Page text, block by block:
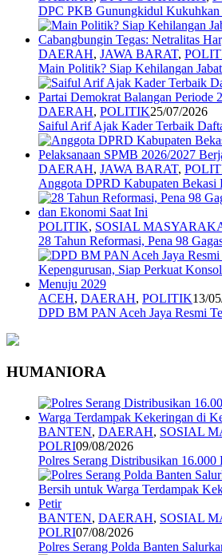
DPC PKB Gunungkidul
DAERAH, JAWA BARAT,
Main Politik? Siap Kehilangan
DAERAH, POLITIK25/07/2026
Saiful Arif Ajak Kader Terbaik
DAERAH, JAWA BARAT,
Anggota DPRD Kabupaten
POLITIK, SOSIAL
28 Tahun Reformasi, Pena 98
ACEH, DAERAH, POLITIK13/
DPD BM PAN Aceh Jaya Resmi
HUMANIORA
BANTEN, DAERAH, SOSIAL
POLRI09/08/2026
Polres Serang Distribusikan
BANTEN, DAERAH, SOSIAL
POLRI07/08/2026
Polres Serang Polda Banten